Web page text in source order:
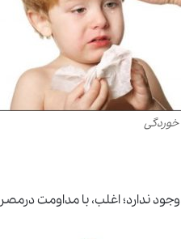
خوردگی
ندارد؛ اغلب، با مداومت